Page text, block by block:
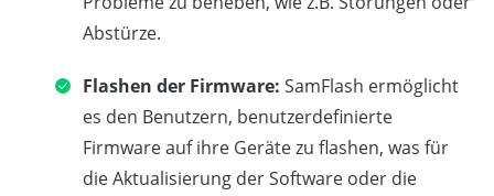
Abstürze.
Flashen der Firmware: SamFlash ermöglicht
es den Benutzern, benutzerdefinierte
Firmware auf ihre Geräte zu flashen, was für
die Aktualisierung der Software oder die